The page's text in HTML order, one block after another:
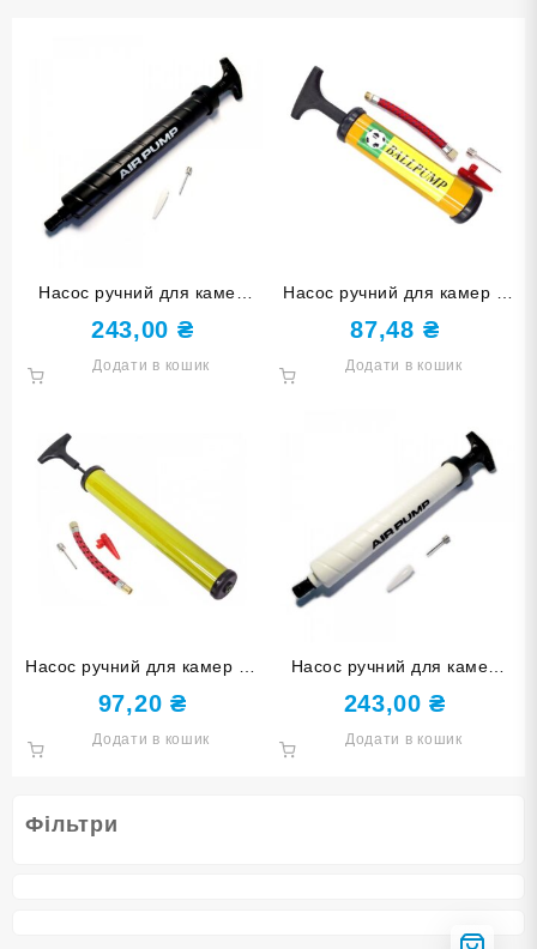
Фільтри
Насос ручний для камер
подвійної дії чорний CJ-5-
black
243,00 ₴
Додати в кошик
Насос ручний для камер 8
дюймів жовтий 8″-Ж
87,48 ₴
Додати в кошик
Насос ручний для камер 12
дюймів жовтий 12″-Ж
97,20 ₴
Додати в кошик
Насос ручний для камер
подвійної дії білий CJ-5-
white
243,00₴
Додати в кошик